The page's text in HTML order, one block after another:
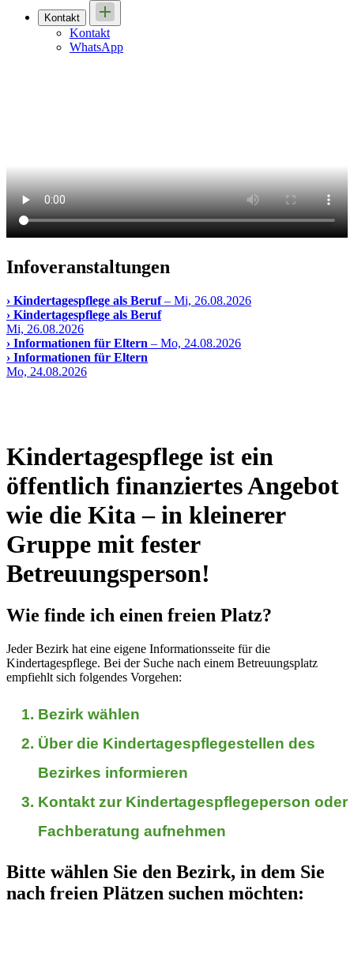
Kontakt
Kontakt
WhatsApp
Infoveranstaltungen
› Kindertagespflege als Beruf– Mi, 26.08.2026
› Kindertagespflege als Beruf
Mi, 26.08.2026
› Informationen für Eltern – Mo, 24.08.2026
› Informationen für Eltern
Mo, 24.08.2026
Kindertagespflege ist ein
öffentlich finanziertes Angebot
wie die Kita – in kleinerer
Gruppe mit fester
Betreuungsperson!
Wie finde ich einen freien Platz?
Jeder Bezirk hat eine eigene Informationsseite für die
Kindertagespflege. Bei der Suche nach einem Betreuungsplatz
empfiehlt sich folgendes Vorgehen:
Bezirk wählen
Über die Kindertagespflegestellen des
Bezirkes informieren
Kontakt zur Kindertagespflegeperson oder
Fachberatung aufnehmen
Bitte wählen Sie den Bezirk, in dem Sie
nach freien Plätzen suchen möchten: